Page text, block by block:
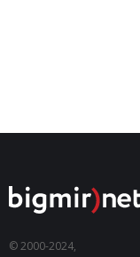
© 2000-2024,